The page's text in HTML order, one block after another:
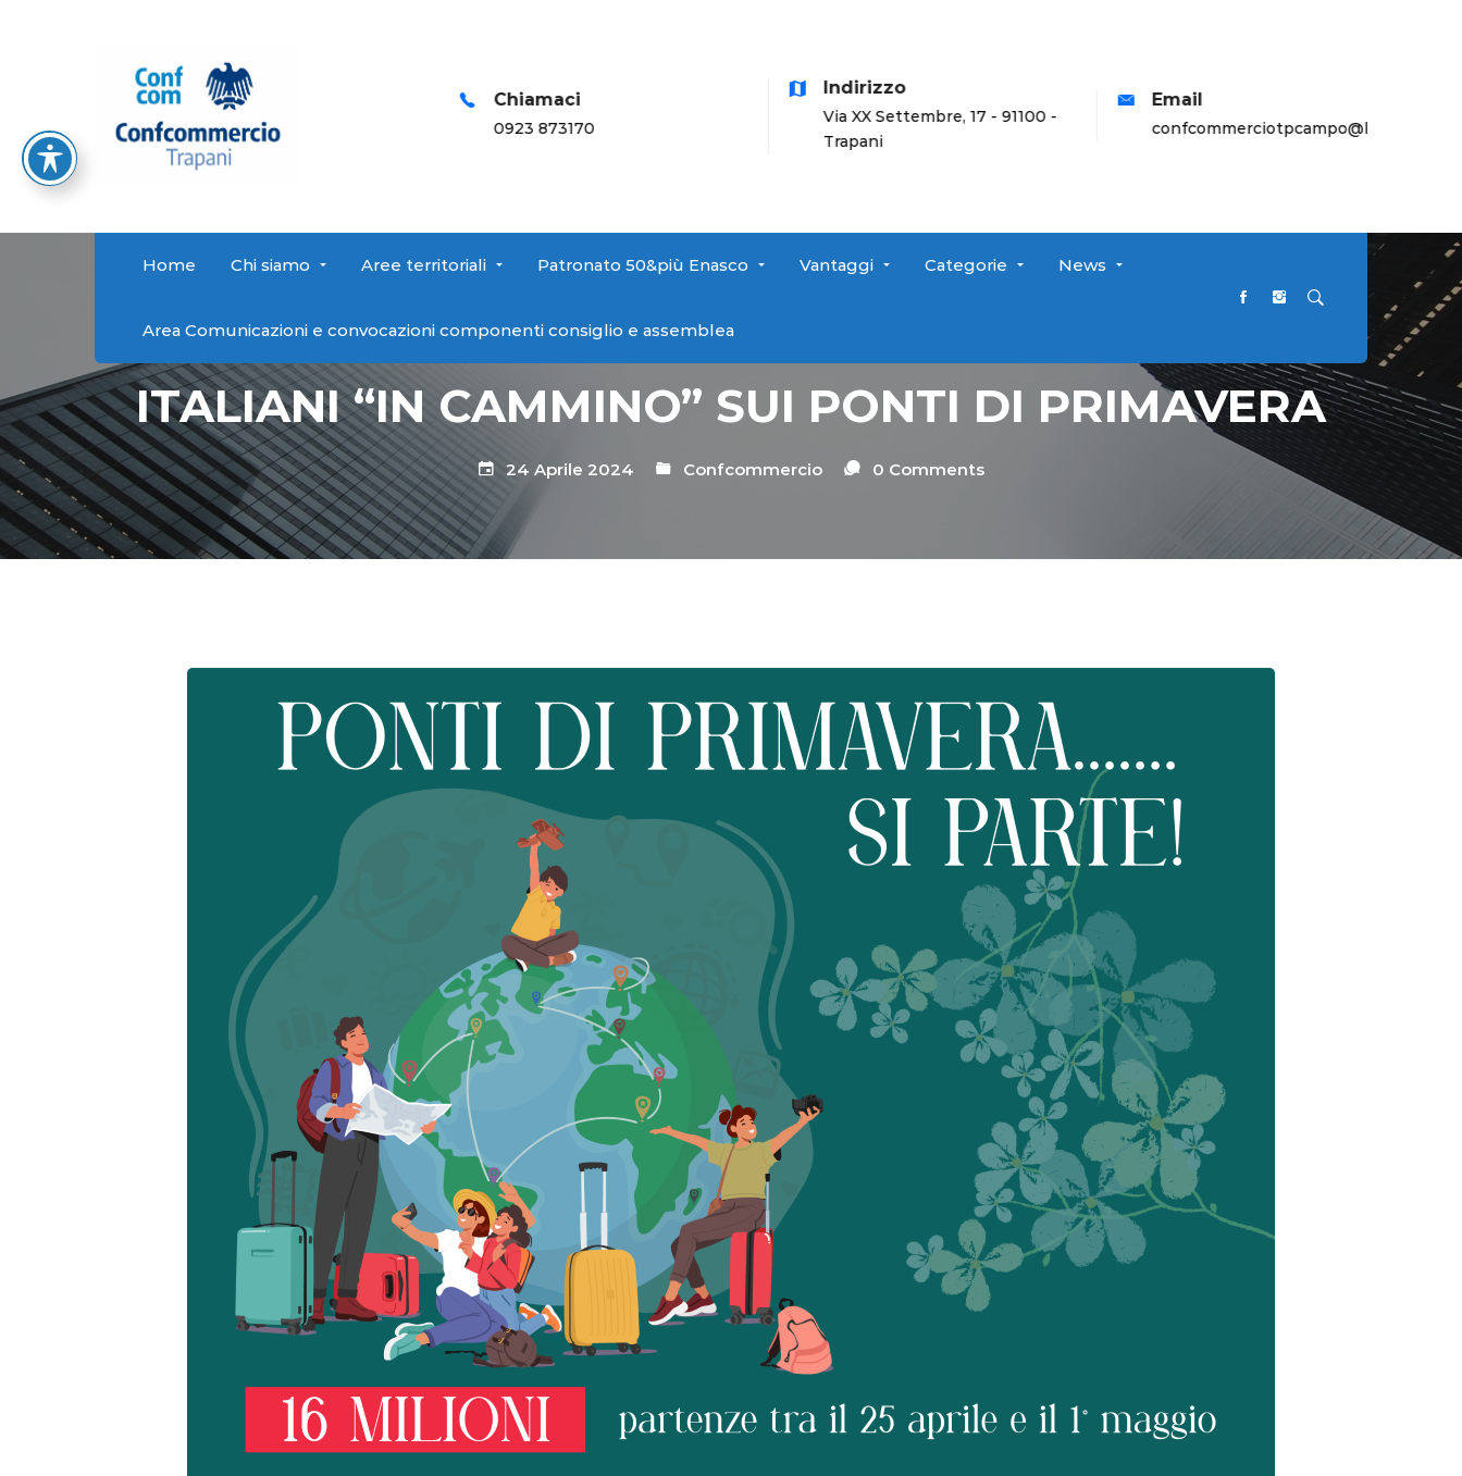
Orari di ricevimento
Lunedì-Venerdì: 9:00 - 13:00 /
16:00 - 19:00
Chiamaci
0923 873170
Indirizzo
Via XX Settembre, 17 - 91100 -
Trapani
Email
confcommerciotpcampo@libero.it
Home Chi siamo Aree territoriali Patronato 50&più Enasco Vantaggi Categorie News
Area Comunicazioni e convocazioni componenti consiglio e assemblea
ITALIANI “IN CAMMINO” SUI PONTI DI PRIMAVERA
24 Aprile 2024 Confcommercio 0 Comments